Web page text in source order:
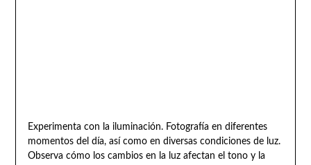
Experimenta con la iluminación. Fotografía en diferentes
momentos del día, así como en diversas condiciones de luz.
Observa cómo los cambios en la luz afectan el tono y la